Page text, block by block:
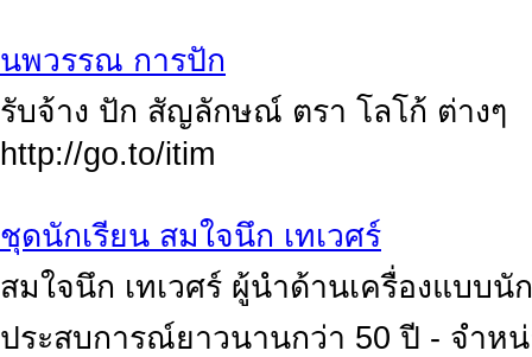
นพวรรณ การปัก
รับจ้าง ปัก สัญลักษณ์ ตรา โลโก้ ต่างๆ
http://go.to/itim
ชุดนักเรียน สมใจนึก เทเวศร์
สมใจนึก เทเวศร์ ผู้นำด้านเครื่องแบบ
ประสบการณ์ยาวนานกว่า 50 ปี - จำห